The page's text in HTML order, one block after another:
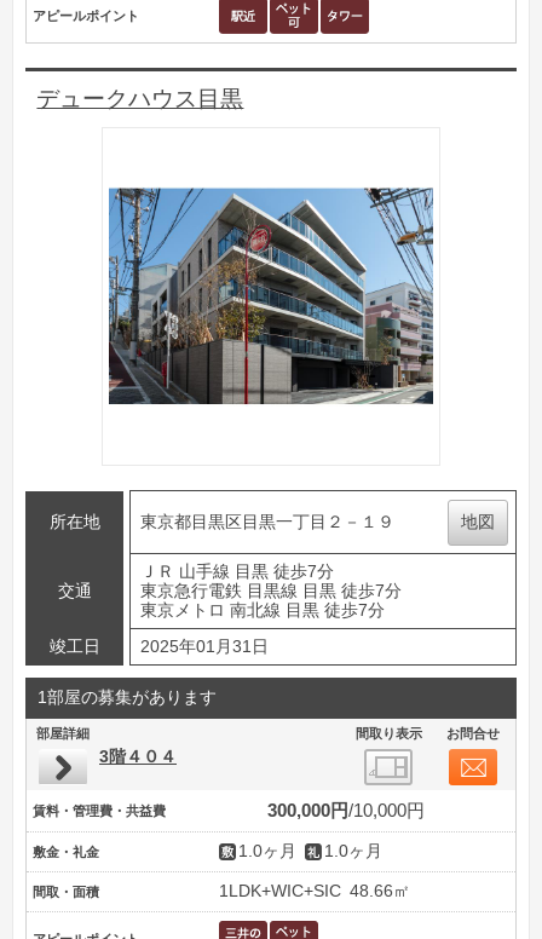
アピールポイント
デュークハウス目黒
所在地 東京都目黒区目黒一丁目２－１９ 地図
交通
ＪＲ 山手線 目黒 徒歩7分
東京急行電鉄 目黒線 目黒 徒歩7分
東京メトロ 南北線 目黒 徒歩7分
竣工日
2025年01月31日
1部屋の募集があります
部屋詳細 間取り表示 お問合せ
3階４０４
賃料・管理費・共益費 300,000円 10,000円
敷金・礼金 1.0ヶ月 1.0ヶ月
間取・面積 1LDK+WIC+SIC 48.66㎡